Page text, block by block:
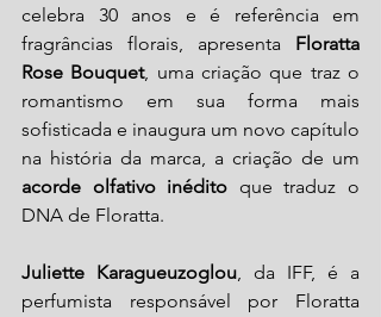
celebra 30 anos e é referência em
fragrâncias florais, apresenta Floratta
Rose Bouquet, uma criação que traz o
romantismo em sua forma mais
sofisticada e inaugura um novo capítulo
acorde olfativo inédito que traduz o
DNA de Floratta.
Juliette Karagueuzoglou, da IFF, é a
perfumista responsável por Floratta